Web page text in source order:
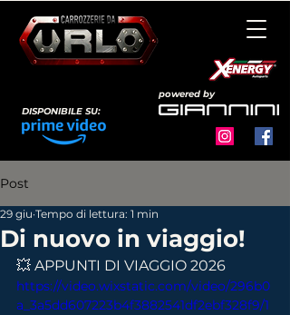
powered by
DISPONIBILE SU:
Post
Di nuovo in viaggio!
29 giu Tempo di lettura: 1 min
💥 APPUNTI DI VIAGGIO 2026
https://video.wixstatic.com/video/296b0
a_3a5dd607223b4f3882541df2ebf328f9/1